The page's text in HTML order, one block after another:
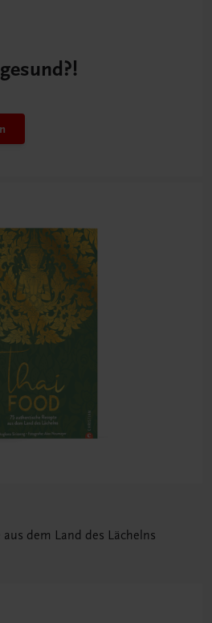
dem Land des Lächelns